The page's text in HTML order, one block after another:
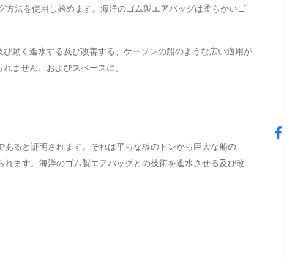
法を使用し始めます。海洋のゴム製エアバッグは柔らかいゴ
動く進水する及び改善する、ケーソンの船のような広い適用が
ません、およびスペースに。
ると証明されます。それは平らな板のトンから巨大な船の
ます。海洋のゴム製エアバッグとの技術を進水させる及び改